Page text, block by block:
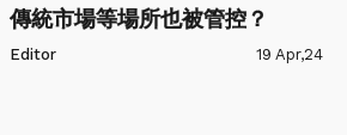
傳統市場等場所也被管控？
Editor 19 Apr,24